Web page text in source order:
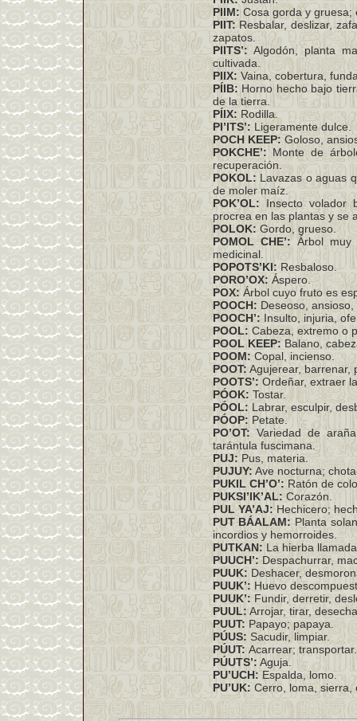
PIIM: Cosa gorda y gruesa;
PIIT:Resbalar, deslizar,
zapatos.
PIITS’:Algodón, planta
cultivada.
PIIX:Vaina, cobertura,
PÍIB:Horno hecho bajo
de la tierra.
PÍIX:Rodilla.
PI’ITS’:Ligeramente dulce.
POCH KEEP:Goloso,
POKCHE’:Monte de
recuperación.
POKOL: Lavazas o aguas
de moler maíz.
POK’OL: Insecto volador
procrea en las plantas y se
POLOK:Gordo, grueso.
POMOL CHE’:Árbol muy
medicinal.
POPOTS’KI:Resbaloso.
PORO’OX: Áspero.
POX:Árbol cuyo fruto es
POOCH:Deseoso, ansioso,
POOCH’:Insulto, injuria,
POOL: Cabeza, extremo o
POOL KEEP:Balano,
POOM: Copal, incienso.
POOT:Agujerear, barrenar,
POOTS’: Ordeñar, extraer
PÓOK:Tostar.
PÓOL:Labrar, esculpir,
PÓOP: Petate.
PO’OT: Variedad de
tarántula fuscimana.
PUJ:Pus, materia.
PUJUY:Ave nocturna;
PUKIL CH’O’:Ratón de
PUKSI’IK’AL: Corazón.
PUL YA’AJ:Hechicero;
PUT BÁALAM: Planta
incordios y hemorroides.
PUTKAN:La hierba
PUUCH’:Despachurrar,
PUUK: Deshacer,
PUUK’: Huevo
PUUK’: Fundir, derretir,
PUUL:Arrojar, tirar,
PUUT:Papayo; papaya.
PÚUS: Sacudir, limpiar.
PÚUT:Acarrear; transportar.
PÚUTS’: Aguja.
PU’UCH:Espalda, lomo.
PU’UK: Cerro, loma, sierra,